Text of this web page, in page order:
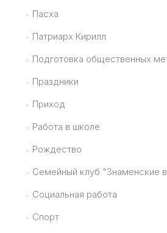
Пасха
Патриарх Кирилл
Подготовка общественных
Праздники
Приход
Работа в школе
Рождество
Семейный клуб "Знаменские
Социальная работа
Спорт